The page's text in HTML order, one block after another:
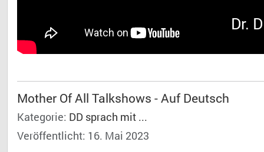
Dr.
Mother Of All Talkshows - Auf Deutsch
Kategorie: DD sprach mit ...
Veröffentlicht: 16. Mai 2023